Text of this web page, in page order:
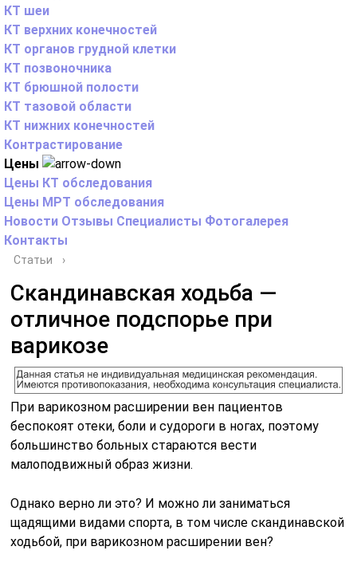
КТ шеи
КТ верхних конечностей
КТ органов грудной клетки
КТ позвоночника
КТ брюшной полости
КТ тазовой области
КТ нижних конечностей
Контрастирование
Цены
Цены КТ обследования
Цены МРТ обследования
Новости Отзывы Специалисты Фотогалерея
Контакты
Статьи ›
Скандинавская ходьба —
отличное подспорье при
варикозе
При варикозном расширении вен пациентов
беспокоят отеки, боли и судороги в ногах, поэтому
большинство больных стараются вести
малоподвижный образ жизни.
Однако верно ли это? И можно ли заниматься
щадящими видами спорта, в том числе скандинавской
ходьбой, при варикозном расширении вен?